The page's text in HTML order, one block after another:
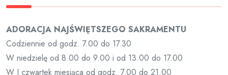
ADORACJA NAJŚWIĘTSZEGO SAKRAMENTU
Codziennie od godz. 7.00 do 17.30
W niedzielę od 8.00 do 9.00 i od 13.00 do 17.00
W I czwartek miesiąca od godz. 7.00 do 21.00